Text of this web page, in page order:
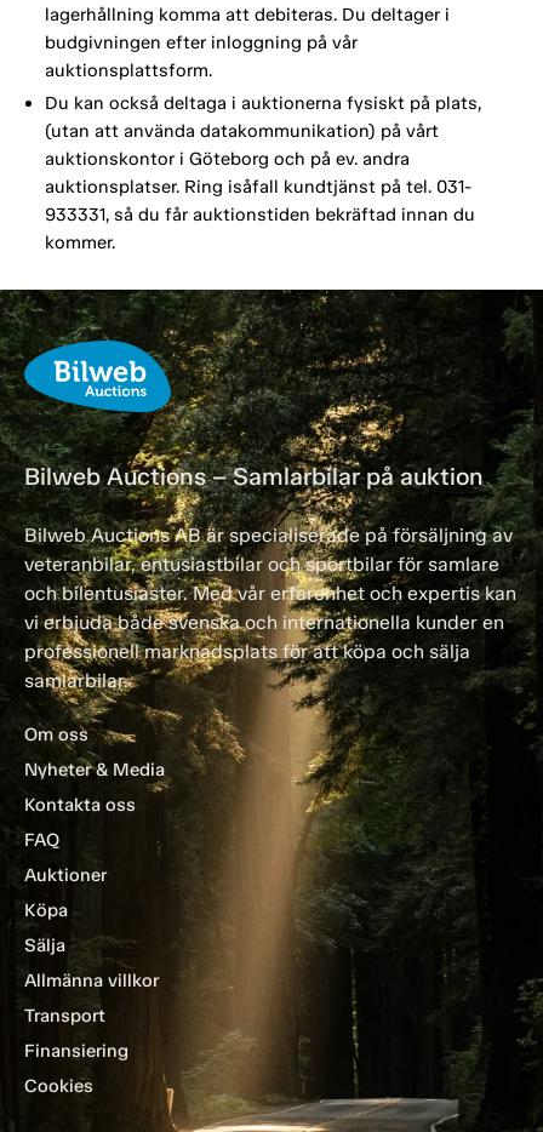
lagerhållning komma att debiteras. Du deltager i
budgivningen efter inloggning på vår
auktionsplattsform.
Du kan också deltaga i auktionerna fysiskt på plats,
(utan att använda datakommunikation) på vårt
auktionskontor i Göteborg och på ev. andra
auktionsplatser. Ring isåfall kundtjänst på tel. 031-
933331, så du får auktionstiden bekräftad innan du
kommer.
Bilweb Auctions – Samlarbilar på auktion
Bilweb Auctions AB är specialiserade på försäljning av
veteranbilar, entusiastbilar och sportbilar för samlare
och bilentusiaster. Med vår erfarenhet och expertis kan
vi erbjuda både svenska och internationella kunder en
professionell marknadsplats för att köpa och sälja
samlarbilar.
Om oss
Nyheter & Media
Kontakta oss
FAQ
Auktioner
Köpa
Sälja
Allmänna villkor
Transport
Finansiering
Cookies